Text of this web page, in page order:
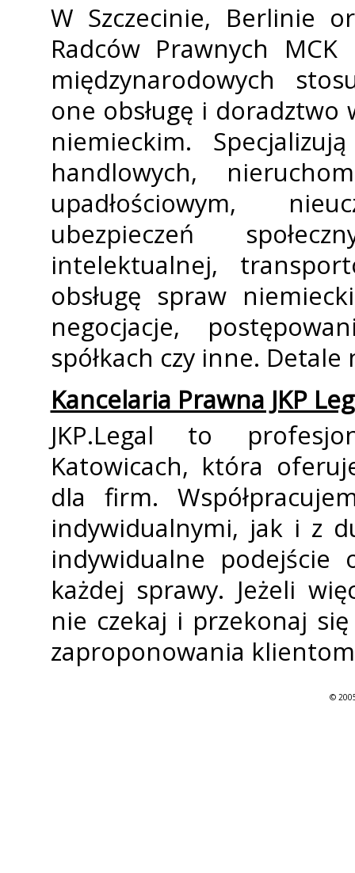
W Szczecinie, Berlinie
Radców Prawnych
międzynarodowych
one obsługę i
niemieckim.
handlowych,
upadłościowym,
ubezpieczeń
intelektualnej,
obsługę spraw
negocjacje,
spółkach czy inne.
Kancelaria Prawna JKP
JKP.Legal to
Katowicach, która
dla firm.
indywidualnymi, jak i z
indywidualne podejście
każdej sprawy. Jeżeli
nie czekaj i przekonaj się
zaproponowania
©